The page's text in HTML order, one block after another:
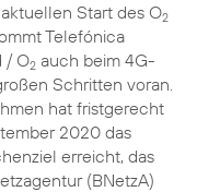
Start des O2
Telefónica
/ O2auch beim 4G-
Schritten voran.
hat fristgerecht
2020 das
erreicht, das
(BNetzA)